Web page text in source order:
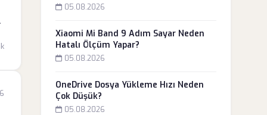
05.08.2026
Xiaomi Mi Band 9 Adım Sayar Neden
Hatalı Ölçüm Yapar?
05.08.2026
OneDrive Dosya Yükleme Hızı Neden
Çok Düşük?
05.08.2026